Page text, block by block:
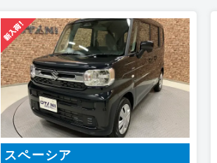
スペーシア